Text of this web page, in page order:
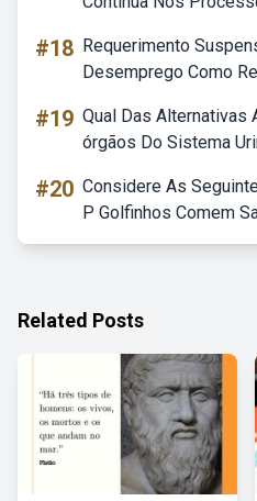
#18 Requerimento
Desemprego Como
#19 Qual Das Alternativas
órgãos Do Sistema
#20 Considere As
P Golfinhos Comem
Related Posts